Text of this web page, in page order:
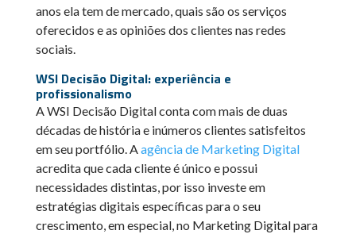
anos ela tem de mercado, quais são os serviços
oferecidos e as opiniões dos clientes nas redes
sociais.
WSI Decisão Digital: experiência e
profissionalismo
A WSI Decisão Digital conta com mais de duas
décadas de história e inúmeros clientes satisfeitos
em seu portfólio. Aagência de Marketing Digital
acredita que cada cliente é único e possui
necessidades distintas, por isso investe em
estratégias digitais específicas para o seu
crescimento, em especial, no Marketing Digital para